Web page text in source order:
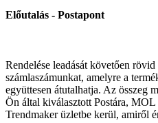
Előutalás - Postapont
Rendelése leadását követően
számlaszámunkat, amelyre a
együttesen átutalhatja. Az összeg
Ön által kiválasztott Postára,
Trendmaker üzletbe kerül, amiről